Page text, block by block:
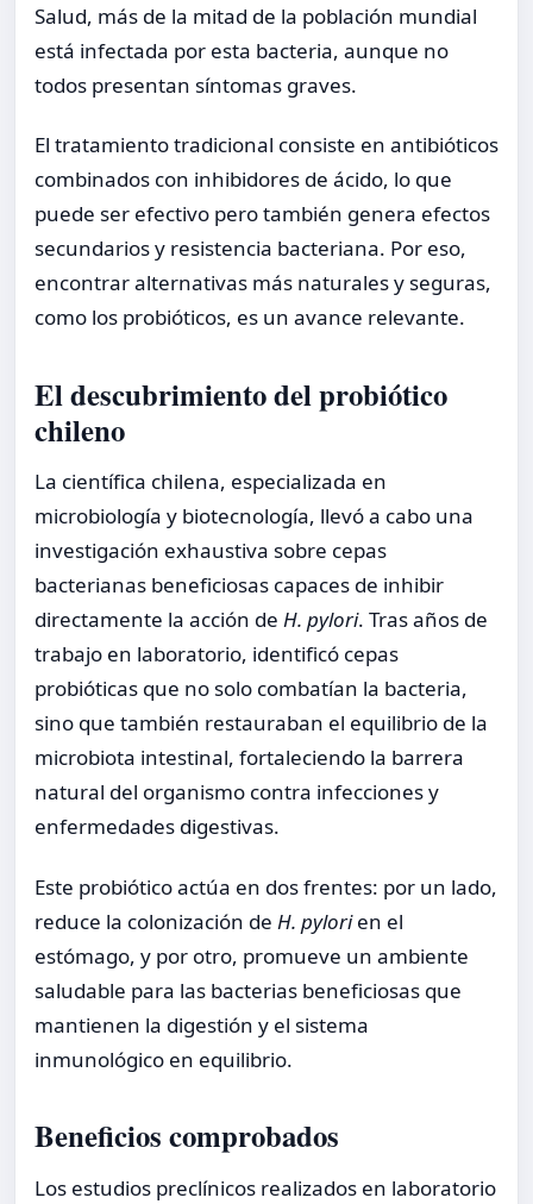
Salud, más de la mitad de la población mundial
está infectada por esta bacteria, aunque no
todos presentan síntomas graves.
El tratamiento tradicional consiste en antibióticos
combinados con inhibidores de ácido, lo que
puede ser efectivo pero también genera efectos
secundarios y resistencia bacteriana. Por eso,
encontrar alternativas más naturales y seguras,
como los probióticos, es un avance relevante.
El descubrimiento del probiótico
chileno
La científica chilena, especializada en
microbiología y biotecnología, llevó a cabo una
investigación exhaustiva sobre cepas
bacterianas beneficiosas capaces de inhibir
directamente la acción de H. pylori. Tras años de
trabajo en laboratorio, identificó cepas
probióticas que no solo combatían la bacteria,
sino que también restauraban el equilibrio de la
microbiota intestinal, fortaleciendo la barrera
natural del organismo contra infecciones y
enfermedades digestivas.
Este probiótico actúa en dos frentes: por un lado,
reduce la colonización de H. pylorien el
estómago, y por otro, promueve un ambiente
saludable para las bacterias beneficiosas que
mantienen la digestión y el sistema
inmunológico en equilibrio.
Beneficios comprobados
Los estudios preclínicos realizados en laboratorio